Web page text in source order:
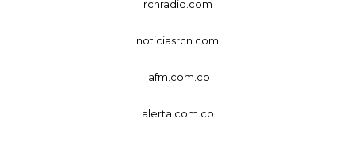
rcnradio.com
noticiasrcn.com
lafm.com.co
alerta.com.co